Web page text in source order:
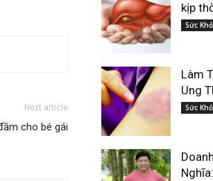
Next article
cho bé gái
kịp
Sức
Làm
Ung
Sức